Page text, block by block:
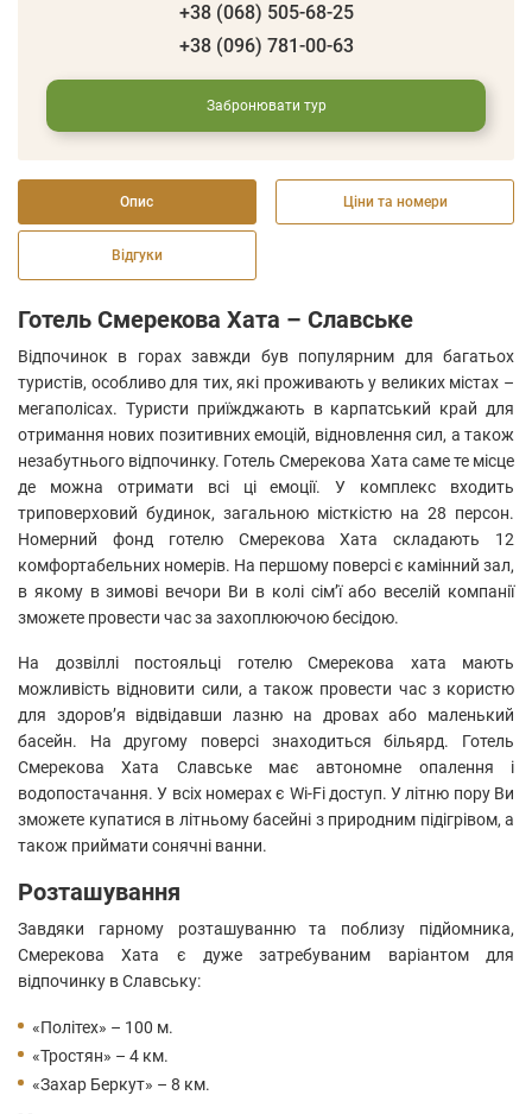
Опис Ціни та номери
Відгуки
Готель Смерекова Хата – Славське
Відпочинок в горах завжди був популярним для багатьох
туристів, особливо для тих, які проживають у великих містах –
мегаполісах. Туристи приїжджають в карпатський край для
отримання нових позитивних емоцій, відновлення сил, а також
незабутнього відпочинку. Готель Смерекова Хата саме те місце
де можна отримати всі ці емоції. У комплекс входить
триповерховий будинок, загальною місткістю на 28 персон.
Номерний фонд готелю Смерекова Хата складають 12
комфортабельних номерів. На першому поверсі є камінний зал,
в якому в зимові вечори Ви в колі сім’ї або веселій компанії
зможете провести час за захоплюючою бесідою.
На дозвіллі постояльці готелю Смерекова хата мають
можливість відновити сили, а також провести час з користю
для здоров’я відвідавши лазню на дровах або маленький
басейн. На другому поверсі знаходиться більярд. Готель
Смерекова Хата Славське має автономне опалення і
водопостачання. У всіх номерах є Wi-Fi доступ. У літню пору Ви
зможете купатися в літньому басейні з природним підігрівом, а
також приймати сонячні ванни.
Розташування
Завдяки гарному розташуванню та поблизу підйомника,
Смерекова Хата є дуже затребуваним варіантом для
відпочинку в Славську:
«Політех» – 100 м.
«Тростян» – 4 км.
«Захар Беркут» – 8 км.
+38 (068) 505-68-25
+38 (096) 781-00-63
Забронювати тур